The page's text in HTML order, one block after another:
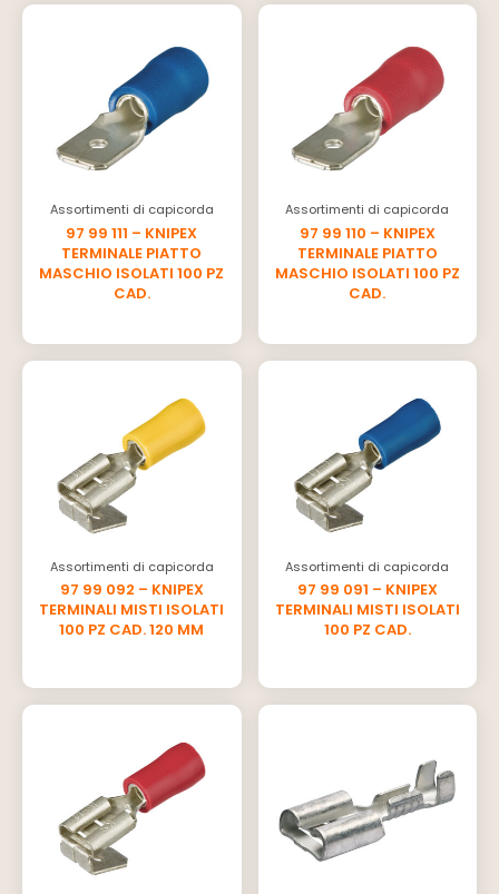
Assortimenti di capicorda
97 99 111 – KNIPEX
TERMINALE PIATTO
MASCHIO ISOLATI 100 PZ
CAD.
Assortimenti di capicorda
97 99 110 – KNIPEX
TERMINALE PIATTO
MASCHIO ISOLATI 100 PZ
CAD.
Assortimenti di capicorda
97 99 092 – KNIPEX
TERMINALI MISTI ISOLATI
100 PZ CAD. 120 MM
Assortimenti di capicorda
97 99 091 – KNIPEX
TERMINALI MISTI ISOLATI
100 PZ CAD.